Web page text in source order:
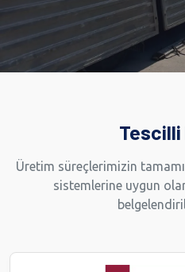
Üretim süreçlerimizin
sistemlerine uygun